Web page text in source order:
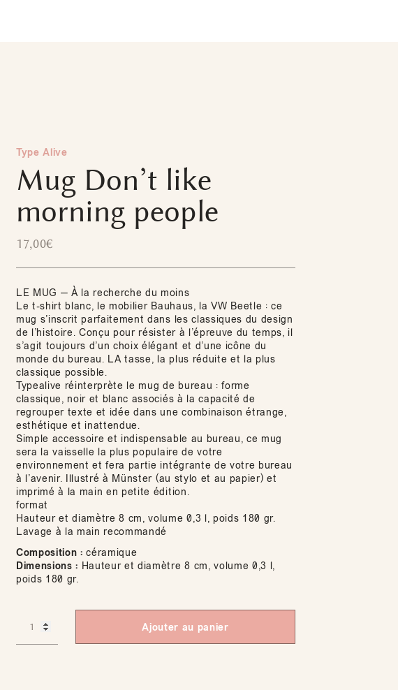
Type Alive
Mug Don’t like
morning people
17,00€
LE MUG — À la recherche du moins
Le t-shirt blanc, le mobilier Bauhaus, la VW Beetle : ce
mug s’inscrit parfaitement dans les classiques du design
de l’histoire. Conçu pour résister à l’épreuve du temps, il
s’agit toujours d’un choix élégant et d’une icône du
monde du bureau. LA tasse, la plus réduite et la plus
classique possible.
Typealive réinterprète le mug de bureau : forme
classique, noir et blanc associés à la capacité de
regrouper texte et idée dans une combinaison étrange,
esthétique et inattendue.
Simple accessoire et indispensable au bureau, ce mug
sera la vaisselle la plus populaire de votre
environnement et fera partie intégrante de votre bureau
à l’avenir. Illustré à Münster (au stylo et au papier) et
imprimé à la main en petite édition.
format
Hauteur et diamètre 8 cm, volume 0,3 l, poids 180 gr.
Lavage à la main recommandé
Composition : céramique
Dimensions : Hauteur et diamètre 8 cm, volume 0,3 l,
poids 180 gr.
Ajouter au panier